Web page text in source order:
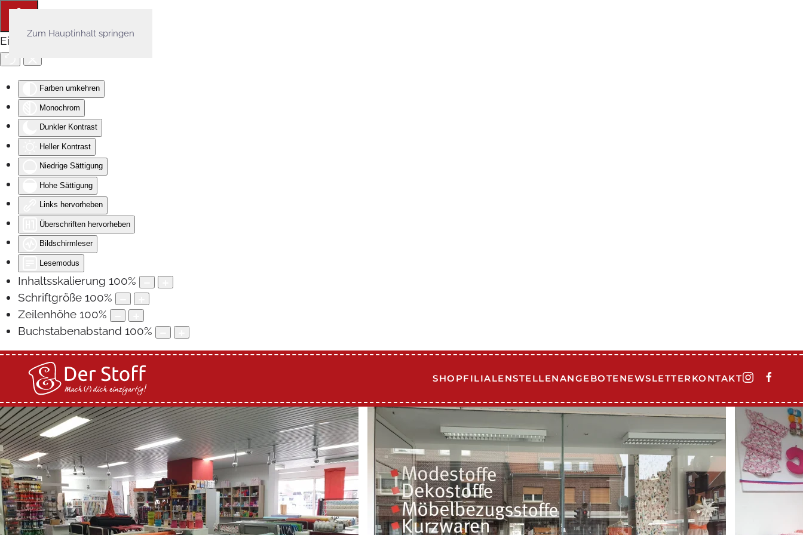
Eingabehilfen öffnen
Farben umkehren
Monochrom
Dunkler Kontrast
Heller Kontrast
Niedrige Sättigung
Hohe Sättigung
Links hervorheben
Überschriften hervorheben
Bildschirmleser
Lesemodus
Inhaltsskalierung 100%
Schriftgröße 100%
Zeilenhöhe 100%
Buchstabenabstand 100%
Zum Hauptinhalt springen
SHOPFILIALENSTELLENANGEBOTENEWSLETTERKONTAKT